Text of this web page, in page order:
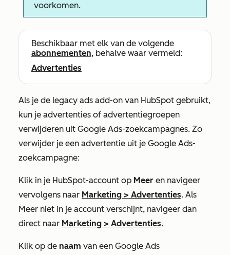
voorkomen.
Beschikbaar met elk van de volgende
abonnementen, behalve waar vermeld:
Advertenties
Als je de legacy ads add-on van HubSpot gebruikt,
kun je advertenties of advertentiegroepen
verwijderen uit Google Ads-zoekcampagnes. Zo
verwijder je een advertentie uit je Google Ads-
zoekcampagne:
Klik in je HubSpot-account op Meer en navigeer
vervolgens naar Marketing > Advertenties. Als
Meer niet in je account verschijnt, navigeer dan
direct naar Marketing > Advertenties.
Klik op de naam van een Google Ads